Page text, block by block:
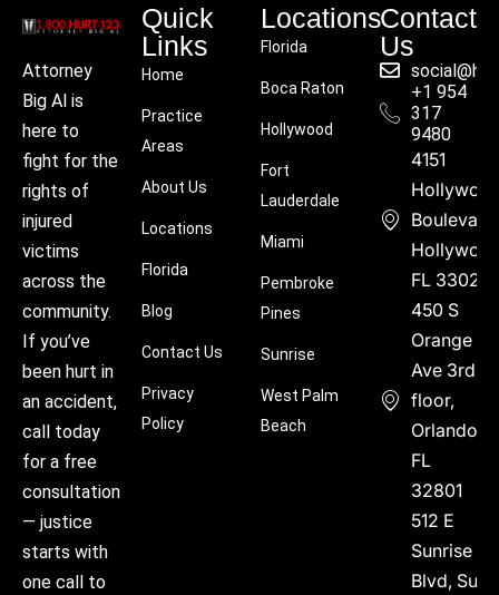
Attorney
Big Al is
here to
fight for the
rights of
injured
victims
across the
community.
If you’ve
been hurt in
an accident,
call today
for a free
consultation
— justice
starts with
one call to
Quick
Links
Home
Practice
Areas
About Us
Locations
Florida
Blog
Contact Us
Privacy
Policy
Locations
Florida
Boca Raton
Hollywood
Fort
Lauderdale
Miami
Pembroke
Pines
Sunrise
West Palm
Beach
Contact
Us
+1 954
317
9480
4151
Boulevard,
FL 33021
450 S
Orange
Ave 3rd
floor,
Orlando,
FL
32801
512 E
Sunrise
Blvd, Suite